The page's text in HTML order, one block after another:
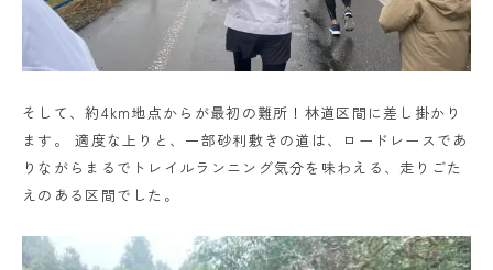
そして、約4km地点からが最初の難所！林道区間に差し掛かり
ます。 適度な上りと、一部砂利敷きの道は、ロードレースであ
りながらまるでトレイルランニング気分を味わえる、走りごた
えのある区間でした。